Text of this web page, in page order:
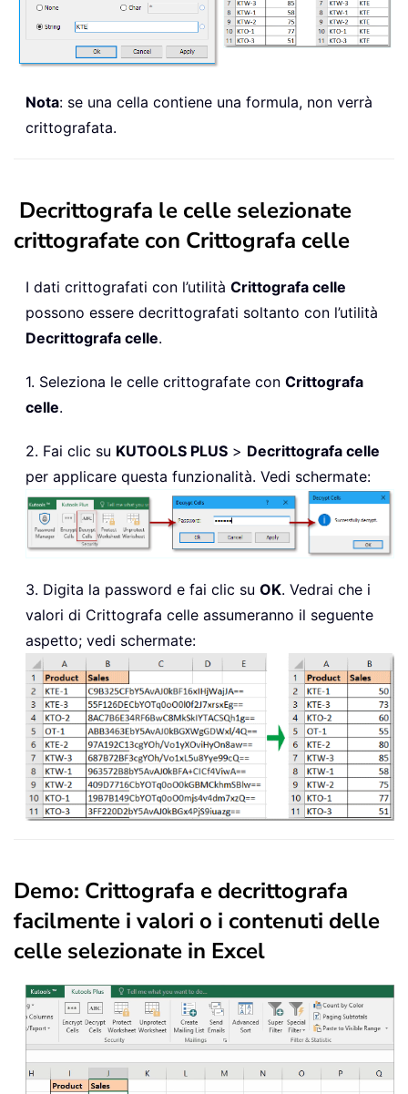
Nota: se una cella contiene una formula, non verrà
crittografata.
Decrittografa le celle selezionate
crittografate con Crittografa celle
I dati crittografati con l’utilità Crittografa celle
possono essere decrittografati soltanto con l’utilità
Decrittografa celle.
1. Seleziona le celle crittografate con Crittografa
celle.
2. Fai clic su KUTOOLS PLUS > Decrittografa celle
per applicare questa funzionalità. Vedi schermate:
3. Digita la password e fai clic su OK. Vedrai che i
valori di Crittografa celle assumeranno il seguente
aspetto; vedi schermate:
Demo: Crittografa e decrittografa
facilmente i valori o i contenuti delle
celle selezionate in Excel